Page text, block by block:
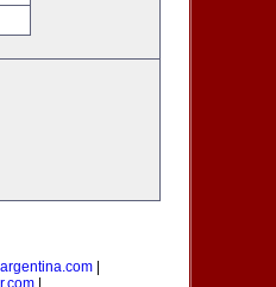
|